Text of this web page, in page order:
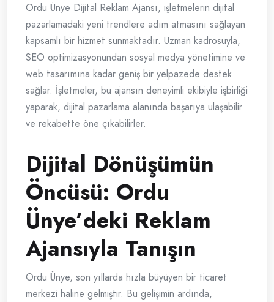
Ordu Ünye Dijital Reklam Ajansı, işletmelerin dijital
pazarlamadaki yeni trendlere adım atmasını sağlayan
kapsamlı bir hizmet sunmaktadır. Uzman kadrosuyla,
SEO optimizasyonundan sosyal medya yönetimine ve
web tasarımına kadar geniş bir yelpazede destek
sağlar. İşletmeler, bu ajansın deneyimli ekibiyle işbirliği
yaparak, dijital pazarlama alanında başarıya ulaşabilir
ve rekabette öne çıkabilirler.
Dijital Dönüşümün
Öncüsü: Ordu
Ünye’deki Reklam
Ajansıyla Tanışın
Ordu Ünye, son yıllarda hızla büyüyen bir ticaret
merkezi haline gelmiştir. Bu gelişimin ardında,